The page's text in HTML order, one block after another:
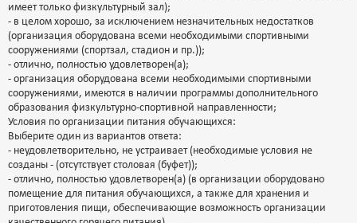
имеет только физкультурный зал);
- в целом хорошо, за исключением незначительных недостатков
(организация оборудована всеми необходимыми спортивными
сооружениями (спортзал, стадион и пр.));
- отлично, полностью удовлетворен(а);
- организация оборудована всеми необходимыми спортивными
сооружениями, имеются в наличии программы дополнительного
образования физкультурно-спортивной направленности;
Условия по организации питания обучающихся:
Выберите один из вариантов ответа:
- неудовлетворительно, не устраивает (необходимые условия не
созданы - (отсутствует столовая (буфет));
- отлично, полностью удовлетворен(а) (в организации оборудовано
помещение для питания обучающихся, а также для хранения и
приготовления пищи, обеспечивающие возможность организации